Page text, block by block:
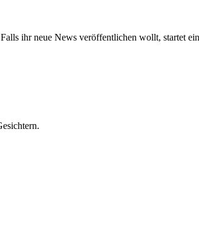
ihr neue News veröffentlichen wollt, startet